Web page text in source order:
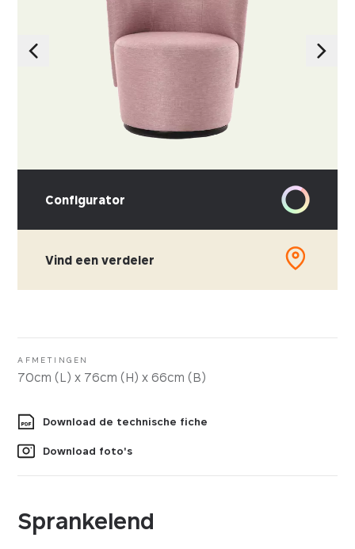
Configurator
Stof
Vind een verdeler
Sprankelend
AFMETINGEN
70cm (L) x 76cm (H) x 66cm (B)
Download de technische fiche
Download foto's